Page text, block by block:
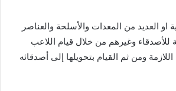
او العديد من المعدات والأسلحة والعناصر
للأصدقاء وغيرهم من خلال قيام اللاعب
ومن ثم القيام بتحويلها إلى أصدقائه